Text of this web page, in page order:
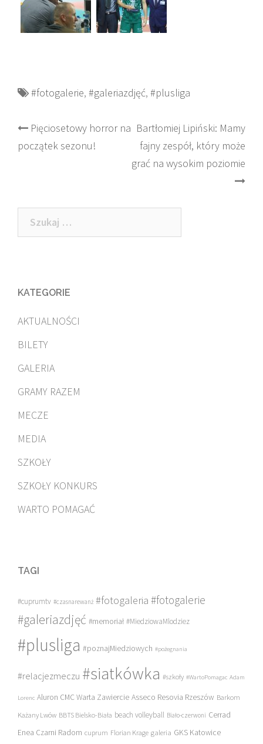
#fotogalerie, #galeriazdjęć, #plusliga
Post
navigation
Pięciosetowy horror na
początek sezonu!
Bartłomiej Lipiński: Mamy
fajny zespół, który może
grać na wysokim poziomie
Szukaj:
KATEGORIE
AKTUALNOŚCI
BILETY
GALERIA
GRAMY RAZEM
MECZE
MEDIA
SZKOŁY
SZKOŁY KONKURS
WARTO POMAGAĆ
TAGI
#cuprumtv #czasnarewanż #fotogaleria #fotogalerie
#galeriazdjęć #memoriał #MiedziowaMlodziez
#plusliga #poznajMiedziowych #pożegnania
#relacjezmeczu #siatkówka #szkoły #WartoPomagac Adam
Lorenc Aluron CMC Warta Zawiercie Asseco Resovia Rzeszów Barkom
Każany Lwów BBTS Bielsko-Biała beach volleyball Biało-czerwoni Cerrad
Enea Czarni Radom cuprum Florian Krage galeria GKS Katowice